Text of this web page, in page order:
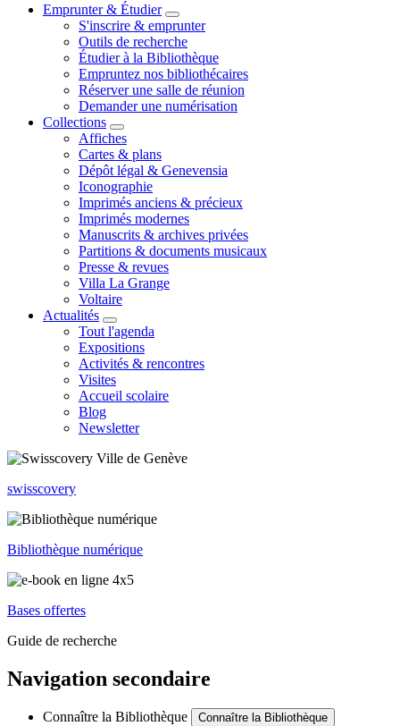
Emprunter & Étudier
S'inscrire & emprunter
Outils de recherche
Étudier à la Bibliothèque
Empruntez nos bibliothécaires
Réserver une salle de réunion
Demander une numérisation
Collections
Affiches
Cartes & plans
Dépôt légal & Genevensia
Iconographie
Imprimés anciens & précieux
Imprimés modernes
Manuscrits & archives privées
Partitions & documents musicaux
Presse & revues
Villa La Grange
Voltaire
Actualités
Tout l'agenda
Expositions
Activités & rencontres
Visites
Accueil scolaire
Blog
Newsletter
swisscovery
Bibliothèque numérique
Bases offertes
Guide de recherche
Navigation secondaire
Connaître la Bibliothèque Connaître la Bibliothèque